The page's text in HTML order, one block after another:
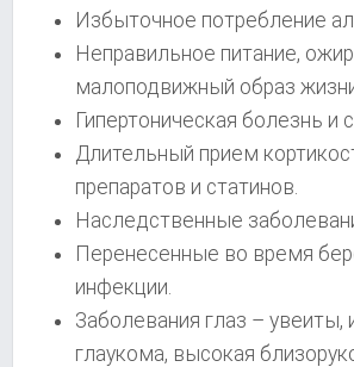
Избыточное потребление
Неправильное питание,
малоподвижный образ
Гипертоническая болезнь и
Длительный прием
препаратов и статинов.
Наследственные
Перенесенные во время
инфекции.
Заболевания глаз – увеиты,
глаукома, высокая